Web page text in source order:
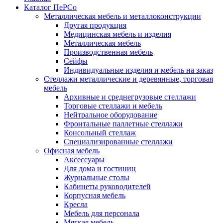
Каталог ПеРСо
Металлическая мебель и металлоконструкции
Другая продукция
Медицинская мебель и изделия
Металлическая мебель
Производственная мебель
Сейфы
Индивидуальные изделия и мебель на заказ
Стеллажи металлические и деревянные, торговая
мебель
Архивные и среднегрузовые стеллажи
Торговые стеллажи и мебель
Нейтральное оборудование
Фронтальные паллетные стеллажи
Консольный стеллаж
Специализированные стеллажи
Офисная мебель
Аксессуары
Для дома и гостиниц
Журнальные столы
Кабинеты руководителей
Корпусная мебель
Кресла
Мебель для персонала